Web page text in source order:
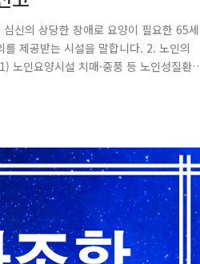
신의 상당한 장애로 요양이 필요한 65세
제공받는 시설을 말합니다. 2. 노인의
노인요양시설 치매·중풍 등 노인성질환
소시켜 급식·요양과 그 밖에 일상생활
양공동생활가정 치매·중풍 등 노인성